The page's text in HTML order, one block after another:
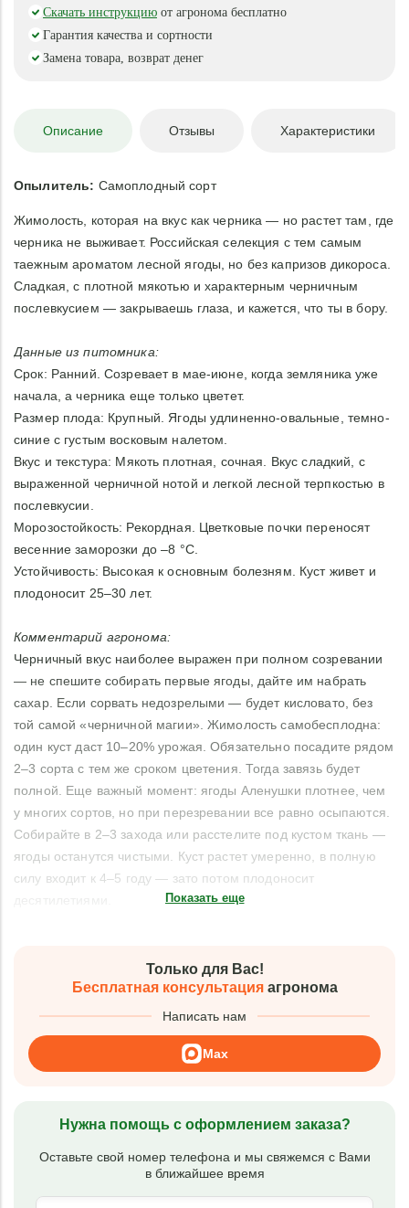
Скачать инструкцию от агронома бесплатно
Гарантия качества и сортности
Замена товара, возврат денег
Описание Отзывы Характеристики
Опылитель: Самоплодный сорт
Жимолость, которая на вкус как черника — но растет там, где
черника не выживает. Российская селекция с тем самым
таежным ароматом лесной ягоды, но без капризов дикороса.
Сладкая, с плотной мякотью и характерным черничным
послевкусием — закрываешь глаза, и кажется, что ты в бору.
Данные из питомника:
Срок: Ранний. Созревает в мае-июне, когда земляника уже
начала, а черника еще только цветет.
Размер плода: Крупный. Ягоды удлиненно-овальные, темно-
синие с густым восковым налетом.
Вкус и текстура: Мякоть плотная, сочная. Вкус сладкий, с
выраженной черничной нотой и легкой лесной терпкостью в
послевкусии.
Морозостойкость: Рекордная. Цветковые почки переносят
весенние заморозки до –8 °C.
Устойчивость: Высокая к основным болезням. Куст живет и
плодоносит 25–30 лет.
Комментарий агронома:
Черничный вкус наиболее выражен при полном созревании
— не спешите собирать первые ягоды, дайте им набрать
сахар. Если сорвать недозрелыми — будет кисловато, без
той самой «черничной магии». Жимолость самобесплодна:
один куст даст 10–20% урожая. Обязательно посадите рядом
2–3 сорта с тем же сроком цветения. Тогда завязь будет
полной. Еще важный момент: ягоды Аленушки плотнее, чем
у многих сортов, но при перезревании все равно осыпаются.
Собирайте в 2–3 захода или расстелите под кустом ткань —
ягоды останутся чистыми. Куст растет умеренно, в полную
силу входит к 4–5 году — зато потом плодоносит
Показать еще
Только для Вас!
Бесплатная консультацияагронома
Написать нам
Max
Нужна помощь с оформлением заказа?
Оставьте свой номер телефона и мы свяжемся с Вами
в ближайшее время